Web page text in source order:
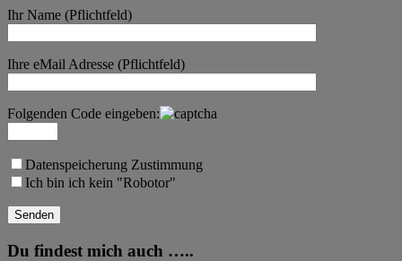
Ihr Name (Pflichtfeld)
Ihre eMail Adresse (Pflichtfeld)
Folgenden Code eingeben:
Datenspeicherung Zustimmung
Ich bin ich kein "Robotor"
Du findest mich auch …..